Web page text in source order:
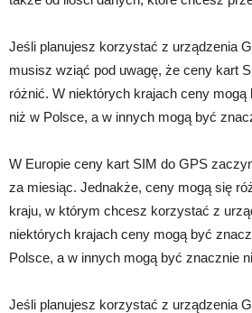
Jeśli planujesz korzystać z urządzenia
musisz wziąć pod uwagę, że ceny kart
różnić. W niektórych krajach ceny
niż w Polsce, a w innych mogą być
W Europie ceny kart SIM do GPS
za miesiąc. Jednakże, ceny mogą się
kraju, w którym chcesz korzystać z
niektórych krajach ceny mogą być
Polsce, a w innych mogą być znacznie
Jeśli planujesz korzystać z urządzenia